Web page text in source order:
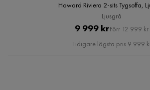
Howard Riviera 2-sits Tygsoffa,
Ljusgrå
Pris
9 999 krOriginal
Pris
Förr 12 999 kr
Tidigare lägsta pris 9 999